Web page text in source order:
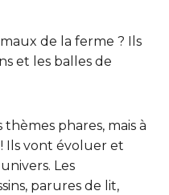
de la ferme ? Ils
et les balles de
thèmes phares, mais à
Ils vont évoluer et
Les
parures de lit,